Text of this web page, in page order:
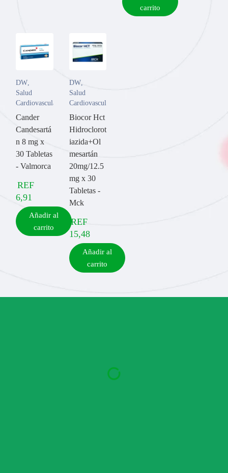
carrito
DW,
Salud
Cardiovascular
Cander
Candesartá
n 8 mg x
30 Tabletas
- Valmorca
REF
6,91
Añadir al
carrito
DW,
Salud
Cardiovascular
Biocor Hct
Hidroclorot
iazida+Ol
mesartán
20mg/12.5
mg x 30
Tabletas -
Mck
REF
15,48
Añadir al
carrito